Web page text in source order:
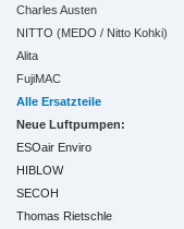
Charles Austen
NITTO (MEDO / Nitto Kohki)
Alita
FujiMAC
Alle Ersatzteile
Neue Luftpumpen:
ESOair Enviro
HIBLOW
SECOH
Thomas Rietschle